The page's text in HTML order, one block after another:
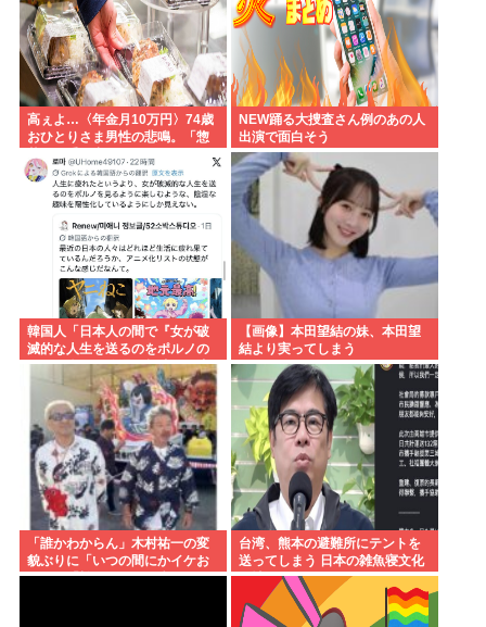
高ぇよ…〈年金月10万円〉74歳
おひとりさま男性の悲鳴。「惣
NEW踊る大捜査さん例のあの人
出演で面白そう
韓国人「日本人の間で『女が破
滅的な人生を送るのをポルノの
ように楽しむ陰湿な趣味』が流
行っている」119万バズ
【画像】本田望結の妹、本田望
結より実ってしまう
「誰かわからん」木村祐一の変
貌ぶりに「いつの間にかイケお
じに」「松ちゃんより痩せてな
台湾、熊本の避難所にテントを
送ってしまう 日本の雑魚寝文化
を壊すな！